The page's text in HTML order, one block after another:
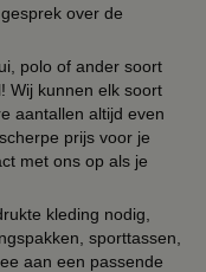
over de
polo of ander soort
Wij kunnen elk soort
aantallen altijd even
prijs voor je
met ons op als je
kleding nodig,
sporttassen,
aan een passende